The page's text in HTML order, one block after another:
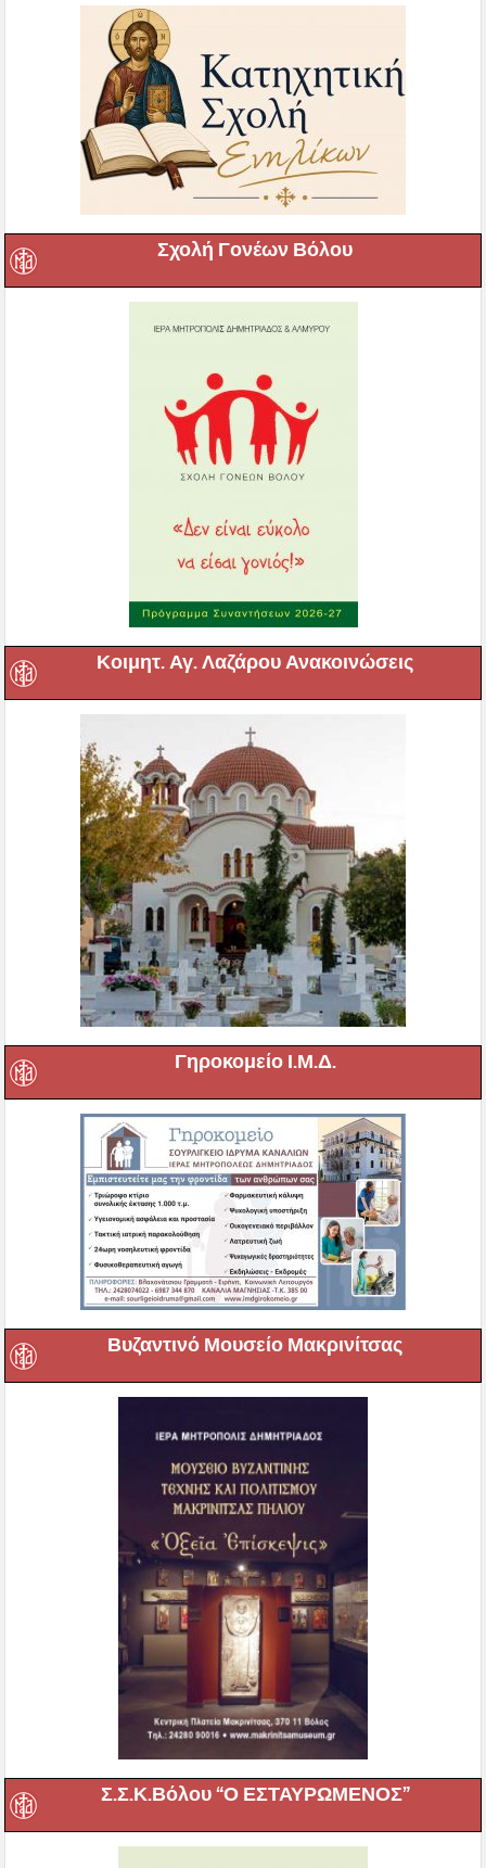
Σχολή Γονέων Βόλου
Κοιμητ. Αγ. Λαζάρου Ανακοινώσεις
Γηροκομείο Ι.Μ.Δ.
Βυζαντινό Μουσείο Μακρινίτσας
Σ.Σ.Κ.Βόλου “Ο ΕΣΤΑΥΡΩΜΕΝΟΣ”